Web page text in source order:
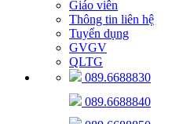
Giáo viên
Thông tin liên hệ
Tuyển dụng
GVGV
QLTG
089.6688830
089.6688840